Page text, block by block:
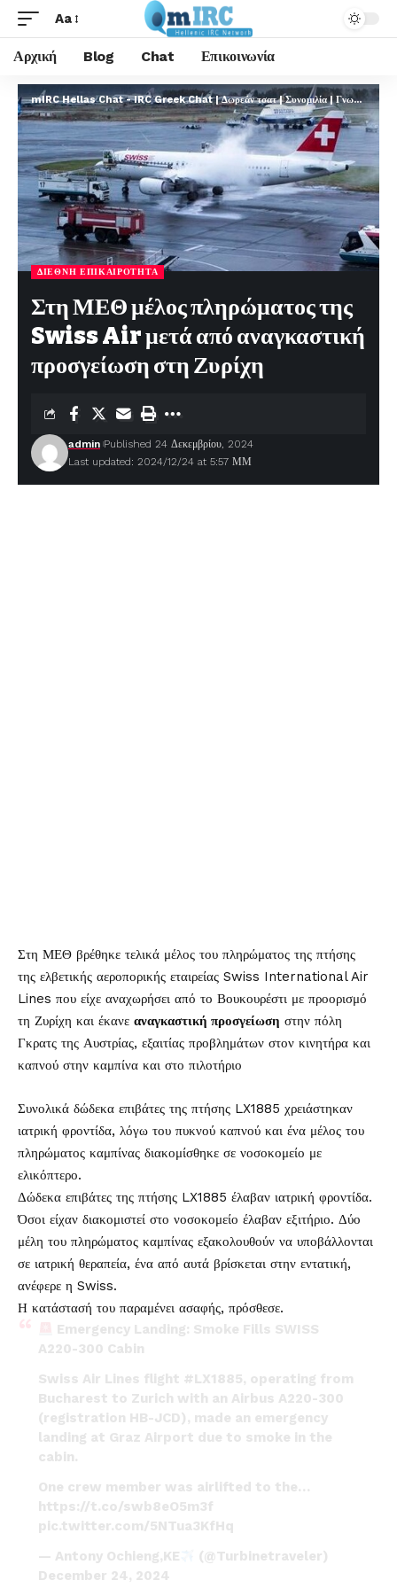
Aa
Αρχική Blog Chat Επικοινωνία
mIRC Hellas Chat - IRC Greek Chat | Δωρεάν τσατ | Συνομιλία | Γνωριμίες | FREE
ΔΙΕΘΝΉ ΕΠΙΚΑΙΡΌΤΗΤΑ
Στη ΜΕΘ μέλος πληρώματος της
Swiss Air μετά από αναγκαστική
προσγείωση στη Ζυρίχη
Last updated: 2024/12/24 at 5:57 ΜΜ
admin Published 24 Δεκεμβρίου, 2024
Στη ΜΕΘ βρέθηκε τελικά μέλος του πληρώματος της πτήσης
της ελβετικής αεροπορικής εταιρείας Swiss International Air
Lines που είχε αναχωρήσει από το Βουκουρέστι με προορισμό
τη Ζυρίχη και έκανε αναγκαστική προσγείωση στην πόλη
Γκρατς της Αυστρίας, εξαιτίας προβλημάτων στον κινητήρα και
καπνού στην καμπίνα και στο πιλοτήριο
Συνολικά δώδεκα επιβάτες της πτήσης LX1885 χρειάστηκαν
ιατρική φροντίδα, λόγω του πυκνού καπνού και ένα μέλος του
πληρώματος καμπίνας διακομίσθηκε σε νοσοκομείο με
ελικόπτερο.
Δώδεκα επιβάτες της πτήσης LX1885 έλαβαν ιατρική φροντίδα.
Όσοι είχαν διακομιστεί στο νοσοκομείο έλαβαν εξιτήριο. Δύο
μέλη του πληρώματος καμπίνας εξακολουθούν να υποβάλλονται
σε ιατρική θεραπεία, ένα από αυτά βρίσκεται στην εντατική,
ανέφερε η Swiss.
Η κατάστασή του παραμένει ασαφής, πρόσθεσε.
Emergency Landing: Smoke Fills SWISS
A220-300 Cabin
Swiss Air Lines flight #LX1885, operating from
Bucharest to Zurich with an Airbus A220-300
(registration HB-JCD), made an emergency
landing at Graz Airport due to smoke in the
cabin.
One crew member was airlifted to the…
https://t.co/swb8eO5m3f
pic.twitter.com/5NTua3KfHq
— Antony Ochieng,KE
(@Turbinetraveler)
December 24, 2024